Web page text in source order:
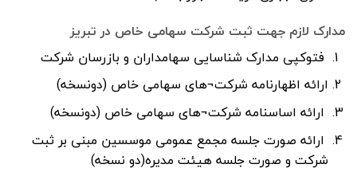
مدارک لازم جهت ثبت شرکت سهامی خاص در تبریز
فتوکپی مدارک شناسایی سهامداران و بازرسان شرکت
ارائه اظهارنامه شرکت¬های سهامی خاص (دونسخه)
ارائه اساسنامه شرکت¬های سهامی خاص (دونسخه)
ارائه صورت جلسه مجمع عمومی موسسین مبنی بر ثبت
شرکت و صورت جلسه هیئت مدیره(دو نسخه)